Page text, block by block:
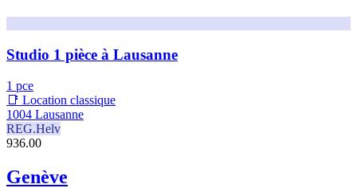
Studio 1 pièce à Lausanne
1 pce
📑 Location classique
1004 Lausanne
REG.Helv
936.00
Genève